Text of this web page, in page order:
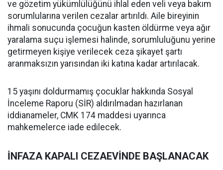
ve gözetim yükümlülüğünü ihlal eden veli veya bakım
sorumlularına verilen cezalar artırıldı. Aile bireyinin
ihmali sonucunda çocuğun kasten öldürme veya ağır
yaralama suçu işlemesi halinde, sorumluluğunu yerine
getirmeyen kişiye verilecek ceza şikayet şartı
aranmaksızın yarısından iki katına kadar artırılacak.
15 yaşını doldurmamış çocuklar hakkında Sosyal
İnceleme Raporu (SİR) aldırılmadan hazırlanan
iddianameler, CMK 174 maddesi uyarınca
mahkemelerce iade edilecek.
İNFAZA KAPALI CEZAEVİNDE BAŞLANACAK